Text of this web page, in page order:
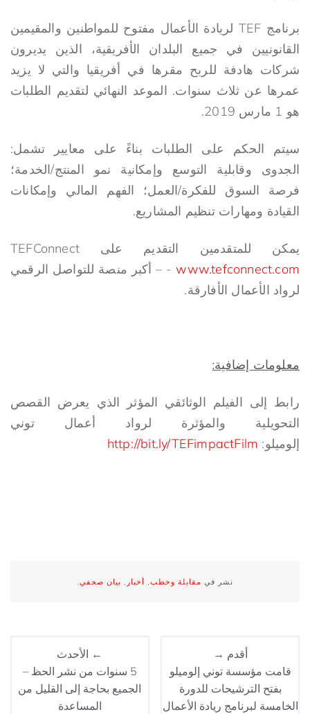
برنامج TEF لريادة الأعمال مفتوح للمواطنين والمقيمين
القانونيين في جميع البلدان الأفريقية، الذين يديرون
شركات هادفة للربح مقرها في أفريقيا والتي لا يزيد
عمرها عن ثلاث سنوات. الموعد النهائي لتقديم الطلبات
هو 1 مارس 2019.
سيتم الحكم على الطلبات بناءً على معايير تشمل:
الجدوى وقابلية التوسع وإمكانية نمو المنتج/الخدمة؛
فرصة السوق للفكرة/العمل؛ الفهم المالي وإمكانات
القيادة ومهارات تنظيم المشاريع.
يمكن للمتقدمين التقديم على TEFConnect
-www.tefconnect.com
– أكبر منصة للتواصل الرقمي
لرواد الأعمال الأفارقة.
معلومات إضافية:
رابط إلى الفيلم الوثائقي المؤثر الذي يعرض القصص
التحويلية والمؤثرة لرواد أعمال توني
إلوميلو: http://bit.ly/TEFimpactFilm
نشر في مقابلة وخطب, أخبار , بيان صحفي.
← الأحدث
5 سنوات من نشر الحظ –
الجميع بحاجة إلى القليل من
المساعدة
أقدم →
قامت مؤسسة توني إلوميلو
بفتح الترشيحات للدورة
الخامسة لبرنامج ريادة الأعمال